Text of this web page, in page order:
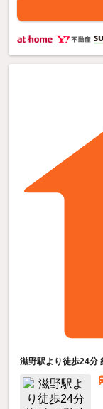
滋野駅より徒歩24分